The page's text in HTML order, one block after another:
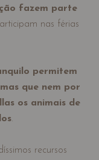
fazem parte
nas férias
permitem
que nem por
os animais de
.
recursos